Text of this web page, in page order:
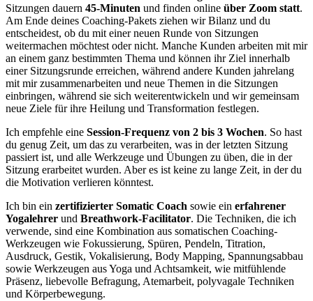
Sitzungen dauern 45-Minuten und finden online über Zoom statt.
Am Ende deines Coaching-Pakets ziehen wir Bilanz und du
entscheidest, ob du mit einer neuen Runde von Sitzungen
weitermachen möchtest oder nicht. Manche Kunden arbeiten mit mir
an einem ganz bestimmten Thema und können ihr Ziel innerhalb
einer Sitzungsrunde erreichen, während andere Kunden jahrelang
mit mir zusammenarbeiten und neue Themen in die Sitzungen
einbringen, während sie sich weiterentwickeln und wir gemeinsam
neue Ziele für ihre Heilung und Transformation festlegen.
Ich empfehle eine Session-Frequenz von 2 bis 3 Wochen. So hast
du genug Zeit, um das zu verarbeiten, was in der letzten Sitzung
passiert ist, und alle Werkzeuge und Übungen zu üben, die in der
Sitzung erarbeitet wurden. Aber es ist keine zu lange Zeit, in der du
die Motivation verlieren könntest.
Ich bin ein zertifizierter Somatic Coach sowie ein erfahrener
Yogalehrer und Breathwork-Facilitator. Die Techniken, die ich
verwende, sind eine Kombination aus somatischen Coaching-
Werkzeugen wie Fokussierung, Spüren, Pendeln, Titration,
Ausdruck, Gestik, Vokalisierung, Body Mapping, Spannungsabbau
sowie Werkzeugen aus Yoga und Achtsamkeit, wie mitfühlende
Präsenz, liebevolle Befragung, Atemarbeit, polyvagale Techniken
und Körperbewegung.